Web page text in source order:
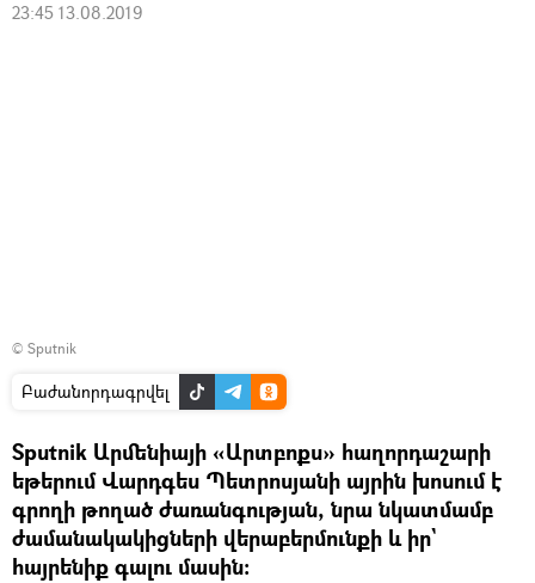
23:45 13.08.2019
© Sputnik
Բաժանորդագրվել
Sputnik Արմենիայի «Արտբոքս» հաղորդաշարի
եթերում Վարդգես Պետրոսյանի այրին խոսում է
գրողի թողած ժառանգության, նրա նկատմամբ
ժամանակակիցների վերաբերմունքի և իր`
հայրենիք գալու մասին։